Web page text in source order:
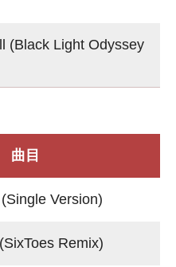
Light Odyssey
曲目
Version)
Remix)